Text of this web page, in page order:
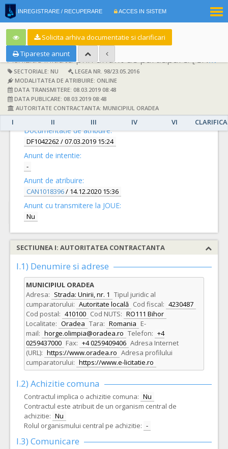
INREGISTRARE / RECUPERARE ACCES IN SISTEM
Solicita arhiva documentatie si clarificari
Tipareste anunt
Achizitie initiata prin anunt de participare:[CN1009715] -
SECTORIALE: NU
LEGEA NR. 98/23.05.2016
MODALITATEA DE ATRIBUIRE: ONLINE
DATA TRANSMITERE: 08.03.2019 08:48
DATA PUBLICARE: 08.03.2019 08:48
AUTORITATE CONTRACTANTA: MUNICIPIUL ORADEA
I II III IV VI
DETALII
Documentatie de atribuire:
DF1042262/ 07.03.2019 15:24
Anunt de intentie:
-
Anunt de atribuire:
CAN1018396/ 14.12.2020 15:36
Anunt cu transmitere la JOUE:
Nu
SECTIUNEA I: AUTORITATEA CONTRACTANTA
I.1) Denumire si adrese
MUNICIPIUL ORADEA
Adresa: Strada: Unirii, nr. 1 Tipul juridic al
cumparatorului: Autoritate locală Cod fiscal: 4230487
Cod postal: 410100 Cod NUTS: RO111 Bihor
Localitate: Oradea Tara: Romania E-
mail: horge.olimpia@oradea.ro Telefon: +4
0259437000 Fax: +4 0259409406 Adresa Internet
(URL): https://www.oradea.ro Adresa profilului
cumparatorului: https://www.e-licitatie.ro
I.2) Achizitie comuna
Contractul implica o achizitie comuna: Nu
Contractul este atribuit de un organism central de
achizitie: Nu
Rolul organismului central pe achizitie: -
I.3) Comunicare